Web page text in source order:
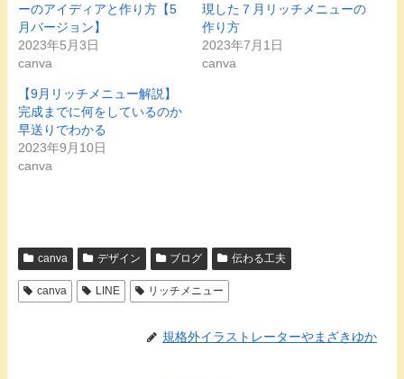
ーのアイディアと作り方【5
月バージョン】
2023年5月3日
canva
現した７月リッチメニューの
作り方
2023年7月1日
canva
【9月リッチメニュー解説】
完成までに何をしているのか
早送りでわかる
2023年9月10日
canva
canva デザイン ブログ 伝わる工夫
canva LINE リッチメニュー
規格外イラストレーターやまざきゆか